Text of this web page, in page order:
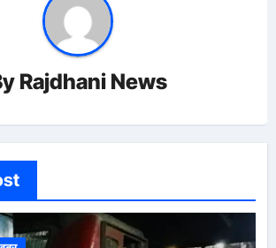
Rajdhani News